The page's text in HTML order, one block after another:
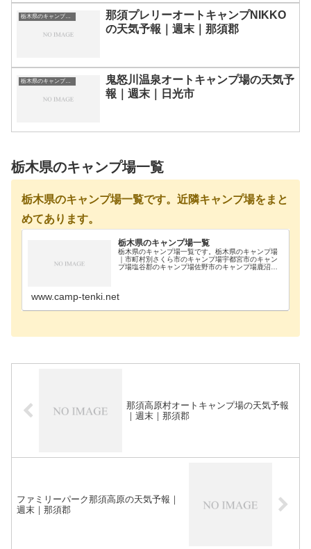
栃木県のキャンプ場一覧
那須プレリーオートキャンプNIKKO
の天気予報｜週末｜那須郡
栃木県のキャンプ場一覧
鬼怒川温泉オートキャンプ場の天気予
報｜週末｜日光市
栃木県のキャンプ場一覧
栃木県のキャンプ場一覧です。近隣キャンプ場をまと
めてあります。
栃木県のキャンプ場一覧
栃木県のキャンプ場一覧です。栃木県のキャンプ場
｜市町村別さくら市のキャンプ場宇都宮市のキャン
プ場塩谷郡のキャンプ場佐野市のキャンプ場鹿沼市
www.camp-tenki.net
那須高原村オートキャンプ場の天気予報
｜週末｜那須郡
ファミリーパーク那須高原の天気予報｜
週末｜那須郡